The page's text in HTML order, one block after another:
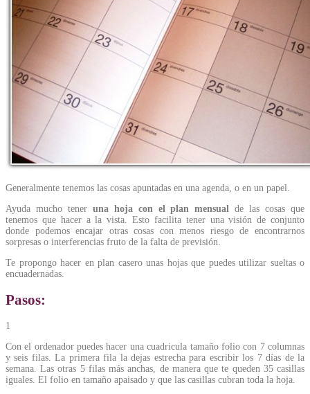
Generalmente tenemos las cosas apuntadas en una agenda, o en un papel.
Ayuda mucho tener una hoja con el plan mensual de las cosas que
tenemos que hacer a la vista. Esto facilita tener una visión de conjunto
donde podemos encajar otras cosas con menos riesgo de encontrarnos
sorpresas o interferencias fruto de la falta de previsión.
Te propongo hacer en plan casero unas hojas que puedes utilizar sueltas o
encuadernadas.
Pasos:
1
Con el ordenador puedes hacer una cuadricula tamaño folio con 7 columnas
y seis filas. La primera fila la dejas estrecha para escribir los 7 días de la
semana. Las otras 5 filas más anchas, de manera que te queden 35 casillas
iguales. El folio en tamaño apaisado y que las casillas cubran toda la hoja.